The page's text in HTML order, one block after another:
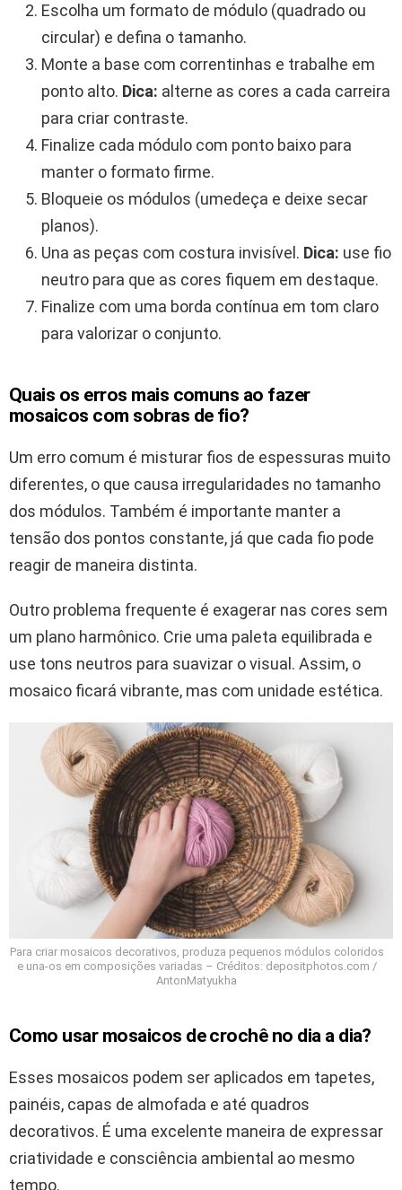
Escolha um formato de módulo (quadrado ou
circular) e defina o tamanho.
Monte a base com correntinhas e trabalhe em
ponto alto. Dica: alterne as cores a cada carreira
para criar contraste.
Finalize cada módulo com ponto baixo para
manter o formato firme.
Bloqueie os módulos (umedeça e deixe secar
planos).
Una as peças com costura invisível. Dica: use fio
neutro para que as cores fiquem em destaque.
Finalize com uma borda contínua em tom claro
para valorizar o conjunto.
Quais os erros mais comuns ao fazer
mosaicos com sobras de fio?
Um erro comum é misturar fios de espessuras muito
diferentes, o que causa irregularidades no tamanho
dos módulos. Também é importante manter a
tensão dos pontos constante, já que cada fio pode
reagir de maneira distinta.
Outro problema frequente é exagerar nas cores sem
um plano harmônico. Crie uma paleta equilibrada e
use tons neutros para suavizar o visual. Assim, o
mosaico ficará vibrante, mas com unidade estética.
Para criar mosaicos decorativos, produza pequenos módulos coloridos
e una-os em composições variadas – Créditos: depositphotos.com /
AntonMatyukha
Como usar mosaicos de crochê no dia a dia?
Esses mosaicos podem ser aplicados em tapetes,
painéis, capas de almofada e até quadros
decorativos. É uma excelente maneira de expressar
criatividade e consciência ambiental ao mesmo
tempo.